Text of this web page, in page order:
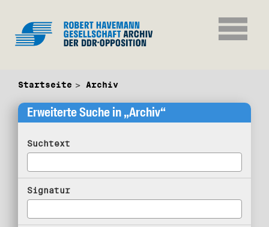
Startseite Archiv
Erweiterte Suche in „Archiv“
Suchtext
Signatur